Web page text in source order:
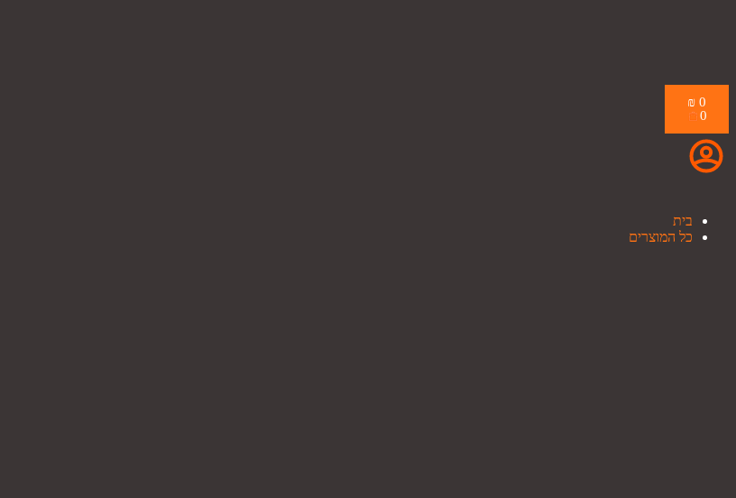
₪ 0
0
בית
כל המוצרים